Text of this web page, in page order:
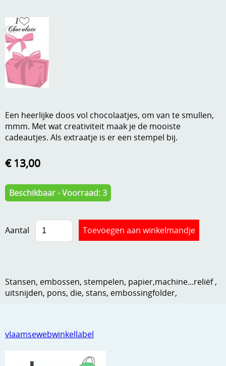
Aanbiedingen
Andere
Boeken en magazines
Dies om te stansen
DVD-CD
Embossen
Hechtingsmaterialen
Hout , MDF, kartonmateriaal, steen
Kneedmateriaal
Merken
Papier en karton
Verzend - en verpakkingsk
Mijn account
Info
Anders creatief
Gastenboek
vlaamsewebwinkellabel
Een heerlijke doos vol chocolaatjes, om van te smullen,
mmm. Met wat creativiteit maak je de mooiste
cadeautjes. Als extraatje is er een stempel bij.
€ 13,00
Beschikbaar - Voorraad: 3
Aantal
Stansen, embossen, stempelen, papier,machine...reliëf ,
uitsnijden, pons, die, stans, embossingfolder,